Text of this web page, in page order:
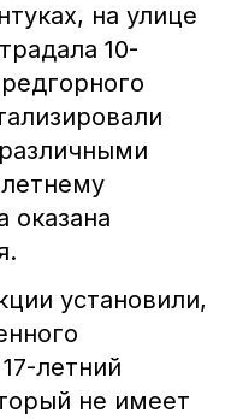
на улице
10-
установили,
летний
не имеет